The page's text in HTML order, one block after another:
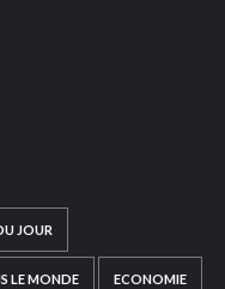
JOUR
LE MONDE ECONOMIE